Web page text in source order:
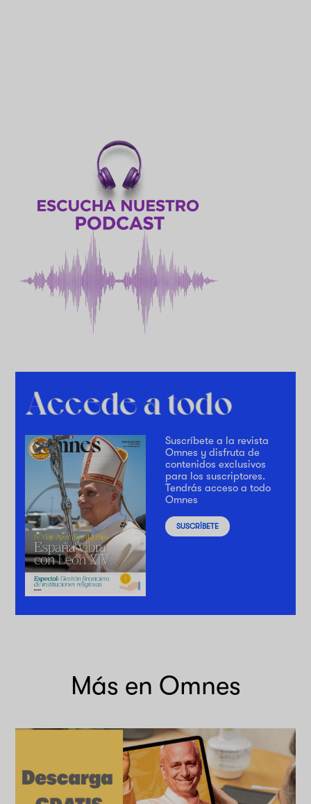
Suscríbete a la revista
Omnes y disfruta de
contenidos exclusivos
para los suscriptores.
Tendrás acceso a todo
Omnes
SUSCRÍBETE
Más en Omnes